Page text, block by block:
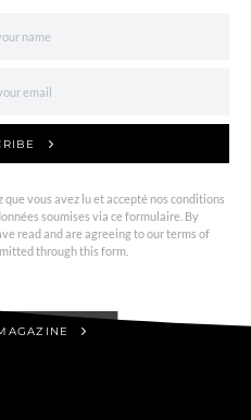
que vous avez lu et accepté nos conditions
soumises via ce formulaire. By
read and are agreeing to our terms of
through this form.